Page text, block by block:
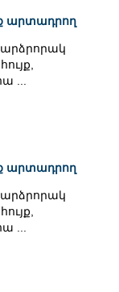
արտադրող
...
արտադրող
...